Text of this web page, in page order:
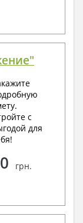
с
для
грн.